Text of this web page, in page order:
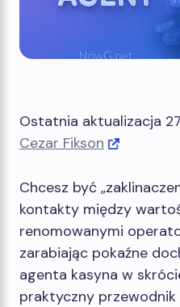
Ostatnia aktualizacja
Cezar Fikson
Chcesz być
kontakty między
renomowanymi
zarabiając pokaźne
agenta kasyna w
praktyczny